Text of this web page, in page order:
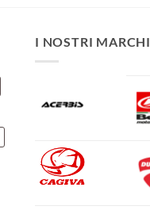
I NOSTRI MARCHI